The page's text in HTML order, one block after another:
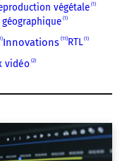
végétale 1
1
1 Innovations 11 RTL 1
vidéo 2